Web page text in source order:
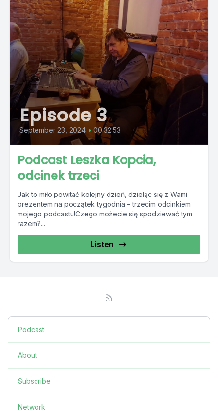
Episode 3
September 23, 2024 • 00:32:53
Podcast Leszka Kopcia,
odcinek trzeci
Jak to miło powitać kolejny dzień, dzieląc się z Wami
prezentem na początek tygodnia – trzecim odcinkiem
mojego podcastu!Czego możecie się spodziewać tym
razem?...
Listen
Podcast
About
Subscribe
Network